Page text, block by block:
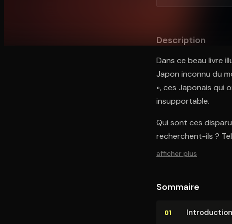
Description
Dans ce beau livre
Japon inconnu du
», ces Japonais qui
insupportable.
Qui sont ces
recherchent-ils ?
afficher plus
Sommaire
01 In­tro­duc­tion